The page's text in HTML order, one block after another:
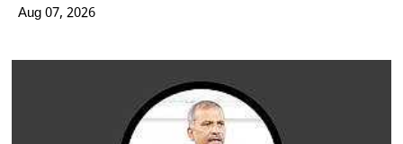
Aug 07, 2026